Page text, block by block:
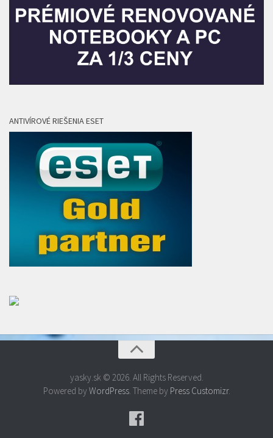
ANTIVÍROVÉ RIEŠENIA ESET
yasky.sk © 2026. All Rights Reserved.
Powered by WordPress. Theme by Press Customizr.